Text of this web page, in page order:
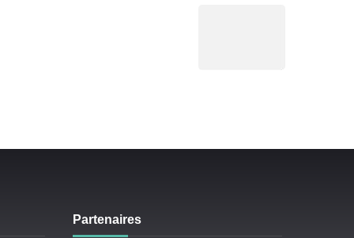
Partenaires